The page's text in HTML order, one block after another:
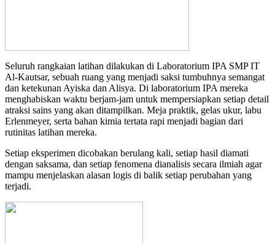
Seluruh rangkaian latihan dilakukan di Laboratorium IPA SMP IT
Al-Kautsar, sebuah ruang yang menjadi saksi tumbuhnya semangat
dan ketekunan Ayiska dan Alisya. Di laboratorium IPA mereka
menghabiskan waktu berjam-jam untuk mempersiapkan setiap detail
atraksi sains yang akan ditampilkan. Meja praktik, gelas ukur, labu
Erlenmeyer, serta bahan kimia tertata rapi menjadi bagian dari
rutinitas latihan mereka.
Setiap eksperimen dicobakan berulang kali, setiap hasil diamati
dengan saksama, dan setiap fenomena dianalisis secara ilmiah agar
mampu menjelaskan alasan logis di balik setiap perubahan yang
terjadi.